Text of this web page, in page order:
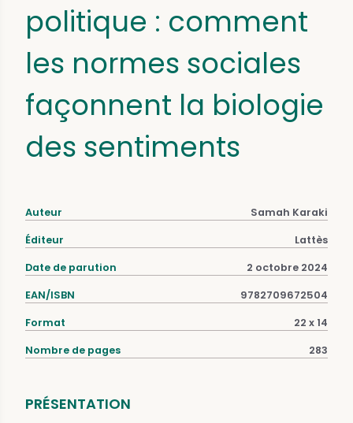
politique : comment
les normes sociales
façonnent la biologie
des sentiments
Auteur Samah Karaki
Éditeur Lattès
Date de parution 2 octobre 2024
EAN/ISBN 9782709672504
Format 22 x 14
Nombre de pages 283
PRÉSENTATION